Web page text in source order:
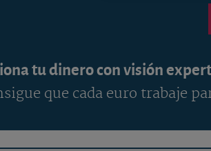
tu dinero con visión
que cada euro trabaje